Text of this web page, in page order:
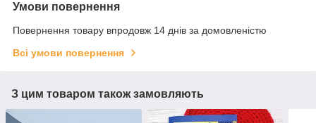
Умови повернення
Повернення товару впродовж 14 днів за домовленістю
Всі умови повернення
З цим товаром також замовляють